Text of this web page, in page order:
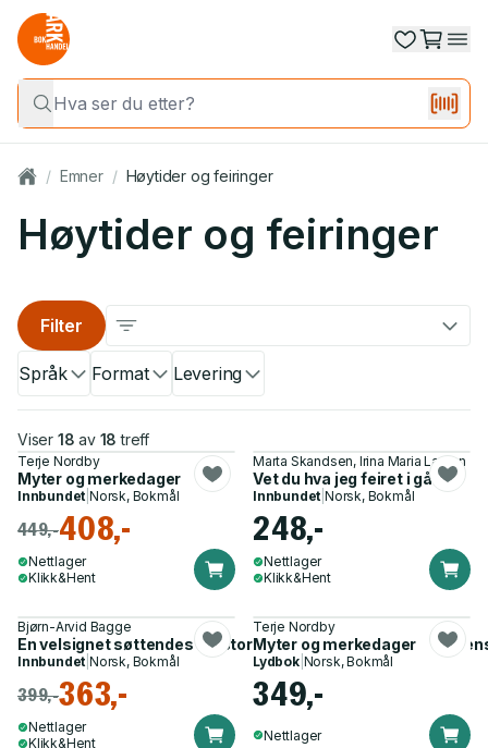
/ Emner / Høytider og feiringer
Høytider og feiringer
Språk Format Levering
Filter
Viser 18 av 18 treff
Terje Nordby
Myter og merkedager
Innbundet |Norsk, Bokmål
449,-408,-
Nettlager
Klikk&Hent
Marta Skandsen, Irina Maria Larsen
Vet du hva jeg feiret i går?
Innbundet |Norsk, Bokmål
248,-
Nettlager
Klikk&Hent
Bjørn-Arvid Bagge
En velsignet søttendes - historien og historier om den
Innbundet |Norsk, Bokmål
399,-363,-
Nettlager
Klikk&Hent
Terje Nordby
Myter og merkedager
Lydbok| Norsk, Bokmål
349,-
Nettlager